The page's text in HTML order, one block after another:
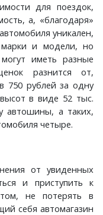
для поездок,
а, «благодаря»
уникален,
и модели, но
иметь разные
разнится от,
750 рублей за одну
в виде 52 тыс.
автошины, а таких,
четыре.
от увиденных
и приступить к
не потерять в
себя автомагазин